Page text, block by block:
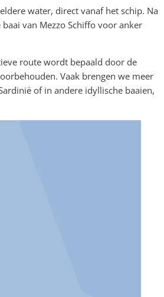
water, direct vanaf het schip. Na
van Mezzo Schiffo voor anker
route wordt bepaald door de
Vaak brengen we meer
of in andere idyllische baaien,